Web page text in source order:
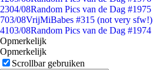
2304/08Random Pics van de Dag #1975
703/08VrijMiBabes #315 (not very sfw!)
4103/08Random Pics van de Dag #1974
Opmerkelijk
Opmerkelijk
Scrollbar gebruiken